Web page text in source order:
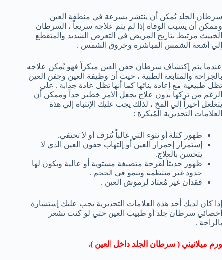
سرطان الجلد يُمكن أن ينتشر بسرعة في منطقة العين
وممكن أن يسبب الوفاة إذا لم يتم علاجه سريعاً ، السرطان
الخبيث مرتبط بتاريخ المريض في التعرض الشديد والمتقطع
إلي أشعة الشمس المباشرة وحروق الشمس .
عندما يتم إكتشاف سرطان جفن العين مبكراً فهو يُمكن علاجه
بالجراحة والمتابعة الطبية ، حيث أن وظيفة العين وجفن العين
تظل طبيعية مع إعادة بنائها كما أنها تظل عادة جذابة . علي
الرغم من تركها بدون علاج يجعل الأمر خطير جداً وممكن أن
يتغلغل أخيراً إلي المخ ، لذلك يجب عليك الإنتباه إلي هذة
العلامات التحذيرية المُبكرة :
ظهور كتلة أو نتوء التي غالباً تُنزف أو لا تختفي.
إستمرار إحمرار العين أو إلتهاب جفون العين الذي لا
يتحسن بالعلاج.
ظهور حديثاً لقرحة متصبغة مستوية أو عالية ويكون لها
حدود غير منتظمة وتنمو في الحجم .
فقدان غير مُعتاد لرموش العين .
إذا كان لديك أحد هذة العلامات التحذيرية يجب عليك إستشارة
أخصائي سرطان جلد أو طبيب العين حتي لو كنت تشعر
بالراحة .
ورم ميلانيني ( سرطان الجلد داخل العين ).